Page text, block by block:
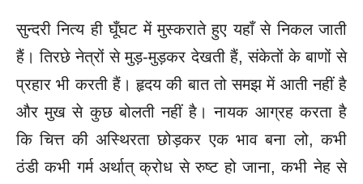
सुन्दरी नित्य ही घूँघट में मुस्कराते हुए यहाँ से निकल जाती
हैं। तिरछे नेत्रों से मुड़-मुड़कर देखती हैं, संकेतों के बाणों से
प्रहार भी करती हैं। हृदय की बात तो समझ में आती नहीं है
और मुख से कुछ बोलती नहीं है। नायक आग्रह करता है
कि चित्त की अस्थिरता छोड़कर एक भाव बना लो, कभी
ठंडी कभी गर्म अर्थात् क्रोध से रुष्ट हो जाना, कभी नेह से